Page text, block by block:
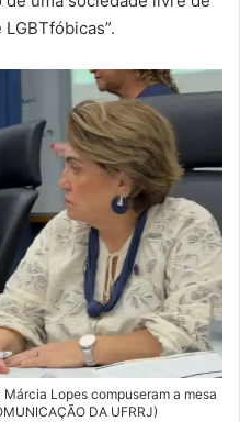
Lopes compuseram a mesa
DA UFRRJ)